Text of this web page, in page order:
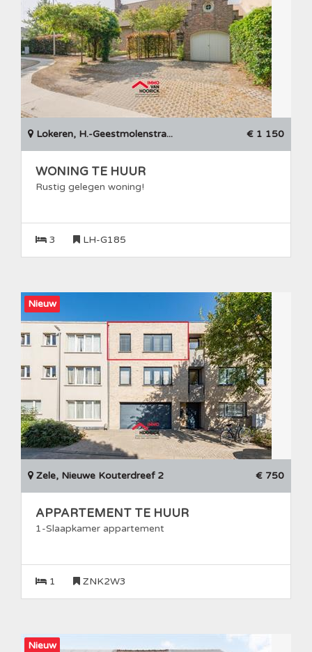
Lokeren, H.-Geestmolenstra... € 1 150
WONING TE HUUR
Rustig gelegen woning!
3 LH-G185
Nieuw
Zele, Nieuwe Kouterdreef 2 € 750
APPARTEMENT TE HUUR
1-Slaapkamer appartement
1 ZNK2W3
Nieuw